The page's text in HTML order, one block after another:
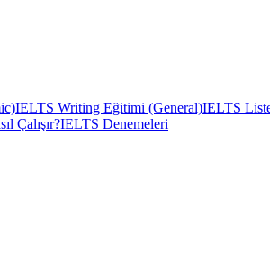
IELTS Writing Eğitimi (General)IELTS
Çalışır?IELTS Denemeleri